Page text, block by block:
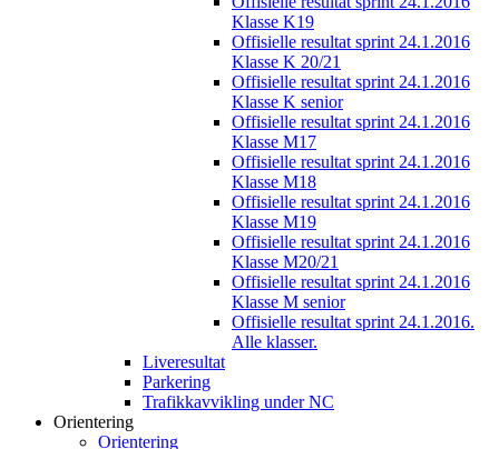
Klasse K19
Offisielle resultat sprint 24.1.2016
Klasse K 20/21
Offisielle resultat sprint 24.1.2016
Klasse K senior
Offisielle resultat sprint 24.1.2016
Klasse M17
Offisielle resultat sprint 24.1.2016
Klasse M18
Offisielle resultat sprint 24.1.2016
Klasse M19
Offisielle resultat sprint 24.1.2016
Klasse M20/21
Offisielle resultat sprint 24.1.2016
Klasse M senior
Offisielle resultat sprint 24.1.2016.
Alle klasser.
Liveresultat
Parkering
Trafikkavvikling under NC
Orientering
Orientering